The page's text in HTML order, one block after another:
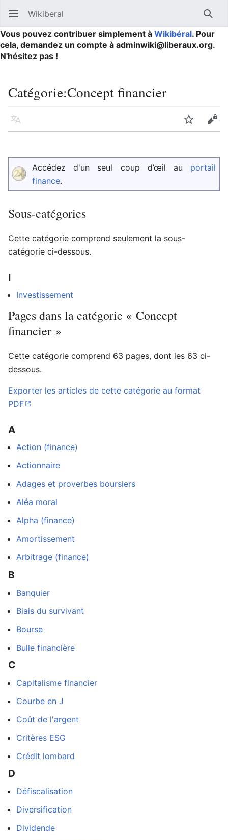
Ouvrir le menu principal Wikiberal
Vous pouvez contribuer simplement à Wikibéral. Pour
cela, demandez un compte à adminwiki@liberaux.org.
N'hésitez pas !
Catégorie:Concept financier
Langue Suivre
Accédez d'un seul coup d’œil au portail
finance.
Sous-catégories
Cette catégorie comprend seulement la sous-
catégorie ci-dessous.
I
Investissement
Pages dans la catégorie « Concept
financier »
Cette catégorie comprend 63 pages, dont les 63 ci-
dessous.
Exporter les articles de cette catégorie au format
PDF
A
Action (finance)
Actionnaire
Adages et proverbes boursiers
Aléa moral
Alpha (finance)
Amortissement
Arbitrage (finance)
B
Banquier
Biais du survivant
Bourse
Bulle financière
C
Capitalisme financier
Courbe en J
Coût de l'argent
Critères ESG
Crédit lombard
D
Défiscalisation
Diversification
Dividende